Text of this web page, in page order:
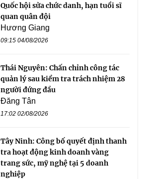
Quốc hội sửa chức danh, hạn tuổi sĩ
quan quân đội
Hương Giang
09:15 04/08/2026
Thái Nguyên: Chấn chỉnh công tác
quản lý sau kiểm tra trách nhiệm 28
người đứng đầu
Đăng Tân
17:02 02/08/2026
Tây Ninh: Công bố quyết định thanh
tra hoạt động kinh doanh vàng
trang sức, mỹ nghệ tại 5 doanh
nghiệp